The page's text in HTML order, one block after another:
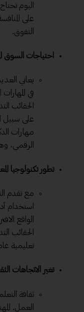
اليوم
على
التفوق.
احتياجات السوق
يعاني
في
الحقائب
على سبيل
مهارات
الرقمي،
تطور تكنولوجيا
مع تقدم
استخدام
الواقع
الحقائب
تعليمية
تغير الاتجاهات
ثقافة
العمل.